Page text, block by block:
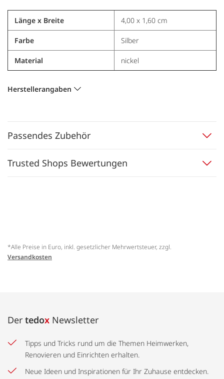
Länge x Breite 4,00 x 1,60 cm
Farbe Silber
Material nickel
Herstellerangaben
Passendes Zubehör
Trusted Shops Bewertungen
*Alle Preise in Euro, inkl. gesetzlicher Mehrwertsteuer, zzgl.
Versandkosten
Der tedox Newsletter
Tipps und Tricks rund um die Themen Heimwerken,
Renovieren und Einrichten erhalten.
Neue Ideen und Inspirationen für Ihr Zuhause entdecken.